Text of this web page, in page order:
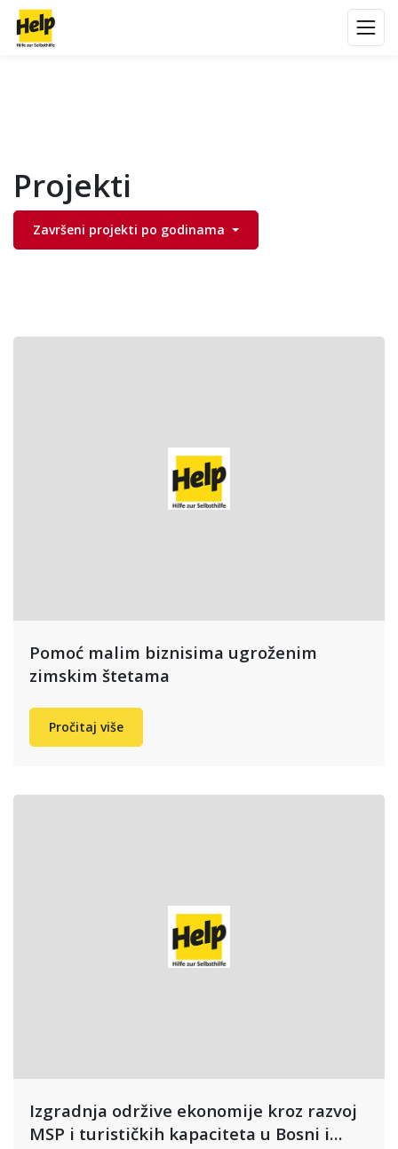
Projekti
Završeni projekti po godinama
Pomoć malim biznisima ugroženim
zimskim štetama
Pročitaj više
Izgradnja održive ekonomije kroz razvoj
MSP i turističkih kapaciteta u Bosni i…